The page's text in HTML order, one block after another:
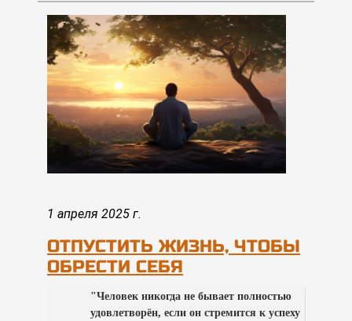
1 апреля 2025 г.
ОТПУСТИТЬ ЖИЗНЬ, ЧТОБЫ
ОБРЕСТИ СЕБЯ
"Человек никогда не бывает полностью
удовлетворён, если он стремится к успеху